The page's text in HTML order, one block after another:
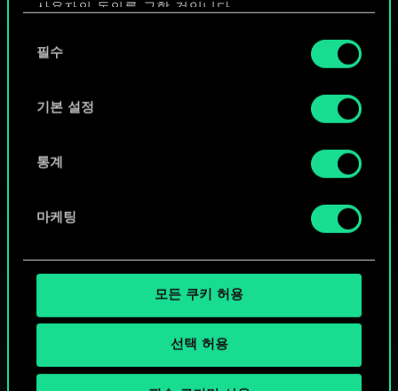
사용자의 동의를 구할 것입니다.
쿠키 사용에 관한 세부 사항이나 관련 설정은 아래의
필수
기본 설정
통계
마케팅
모든 쿠키 허용
선택 허용